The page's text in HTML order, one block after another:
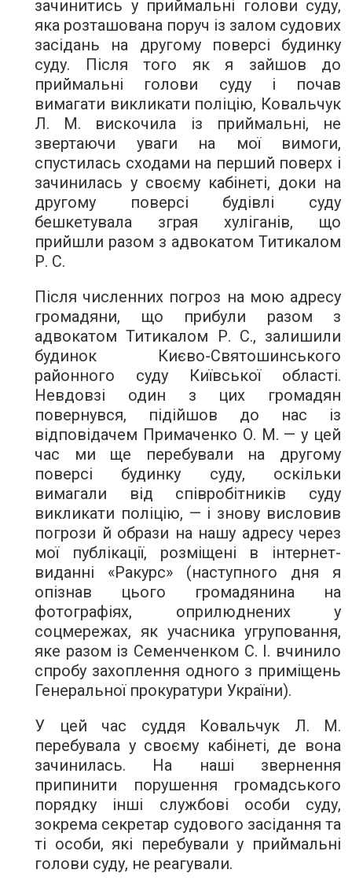
зачинитись у приймальні голови суду,
яка розташована поруч із залом судових
засідань на другому поверсі будинку
суду. Після того як я зайшов до
приймальні голови суду і почав
вимагати викликати поліцію, Ковальчук
Л. М. вискочила із приймальні, не
звертаючи уваги на мої вимоги,
спустилась сходами на перший поверх і
зачинилась у своєму кабінеті, доки на
другому поверсі будівлі суду
бешкетувала зграя хуліганів, що
прийшли разом з адвокатом Титикалом
Р. С.
Після численних погроз на мою адресу
громадяни, що прибули разом з
адвокатом Титикалом Р. С., залишили
будинок Києво-Святошинського
районного суду Київської області.
Невдовзі один з цих громадян
повернувся, підійшов до нас із
відповідачем Примаченко О. М. — у цей
час ми ще перебували на другому
поверсі будинку суду, оскільки
вимагали від співробітників суду
викликати поліцію, — і знову висловив
погрози й образи на нашу адресу через
мої публікації, розміщені в інтернет-
виданні «Ракурс» (наступного дня я
опізнав цього громадянина на
фотографіях, оприлюднених у
соцмережах, як учасника угруповання,
яке разом із Семенченком С. І. вчинило
спробу захоплення одного з приміщень
Генеральної прокуратури України).
У цей час суддя Ковальчук Л. М.
перебувала у своєму кабінеті, де вона
зачинилась. На наші звернення
припинити порушення громадського
порядку інші службові особи суду,
зокрема секретар судового засідання та
ті особи, які перебували у приймальні
голови суду, не реагували.